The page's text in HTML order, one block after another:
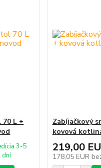
L +
3-5
dní
Zabíjačkový
kovová
219,00
178,05 EUR